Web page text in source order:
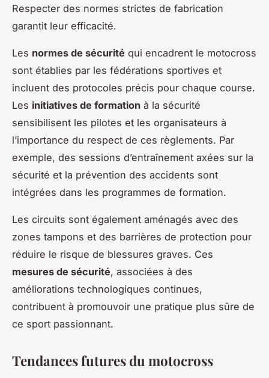
Respecter des normes strictes de fabrication
garantit leur efficacité.
Les normes de sécurité qui encadrent le motocross
sont établies par les fédérations sportives et
incluent des protocoles précis pour chaque course.
Les initiatives de formation à la sécurité
sensibilisent les pilotes et les organisateurs à
l’importance du respect de ces règlements. Par
exemple, des sessions d’entraînement axées sur la
sécurité et la prévention des accidents sont
intégrées dans les programmes de formation.
Les circuits sont également aménagés avec des
zones tampons et des barrières de protection pour
réduire le risque de blessures graves. Ces
mesures de sécurité, associées à des
améliorations technologiques continues,
contribuent à promouvoir une pratique plus sûre de
ce sport passionnant.
Tendances futures du motocross